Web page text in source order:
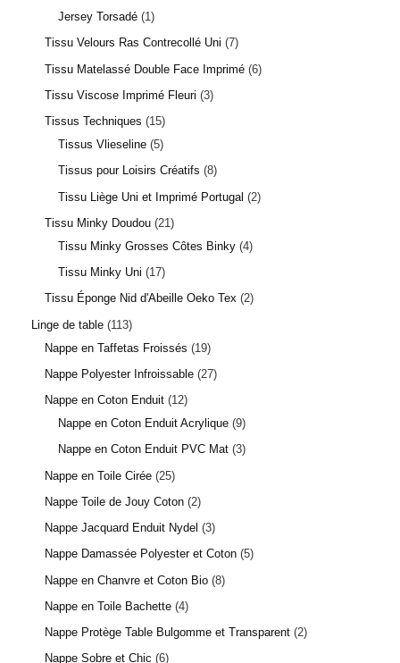
Jersey Torsadé 1
Tissu Velours Ras Contrecollé Uni 7
Tissu Matelassé Double Face Imprimé 6
Tissu Viscose Imprimé Fleuri 3
Tissus Techniques
15
Tissus Vlieseline 5
Tissus pour Loisirs Créatifs 8
Tissu Liège Uni et Imprimé Portugal
2
Tissu Minky Doudou 21
Tissu Minky Grosses Côtes Binky 4
Tissu Minky Uni
17
Tissu Éponge Nid d'Abeille Oeko Tex 2
Linge de table 113
Nappe en Taffetas Froissés
19
Nappe Polyester Infroissable 27
Nappe en Coton Enduit 12
Nappe en Coton Enduit Acrylique 9
Nappe en Coton Enduit PVC Mat 3
Nappe en Toile Cirée 25
Nappe Toile de Jouy Coton 2
Nappe Jacquard Enduit Nydel
3
Nappe Damassée Polyester et Coton 5
Nappe en Chanvre et Coton Bio 8
Nappe en Toile Bachette 4
Nappe Protège Table Bulgomme et Transparent 2
Nappe Sobre et Chic 6